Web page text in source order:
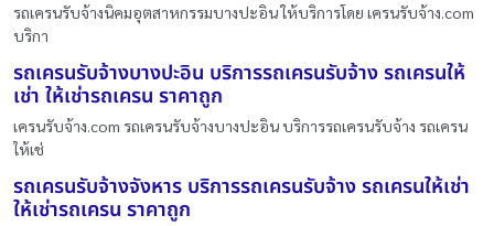
รถเครนรับจ้างนิคมอุตสาหกรรมบางปะอิน ให้บริการโดย เครนรับจ้าง.com
บริกา
รถเครนรับจ้างบางปะอิน บริการรถเครนรับจ้าง รถเครนให้
เช่า ให้เช่ารถเครน ราคาถูก
เครนรับจ้าง.com รถเครนรับจ้างบางปะอิน บริการรถเครนรับจ้าง รถเครน
ให้เช่
รถเครนรับจ้างจังหาร บริการรถเครนรับจ้าง รถเครนให้เช่า
ให้เช่ารถเครน ราคาถูก